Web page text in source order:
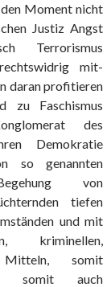
Moment nicht
Justiz Angst
Terrorismus
mit-
daran profitieren
zu Faschismus
des
Demokratie
so genannten
von
tiefen
und mit
kriminellen,
Mitteln, somit
somit auch